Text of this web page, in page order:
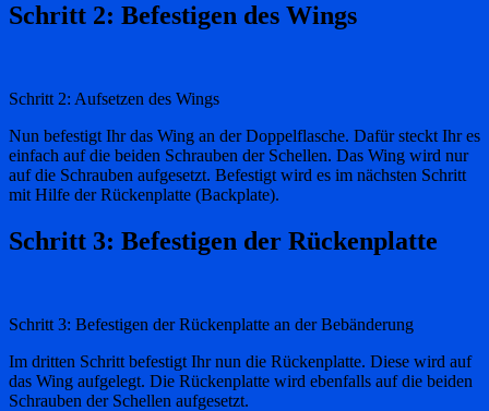
Schritt 2: Befestigen des Wings
Schritt 2: Aufsetzen des Wings
Nun befestigt Ihr das Wing an der Doppelflasche. Dafür steckt Ihr es
einfach auf die beiden Schrauben der Schellen. Das Wing wird nur
auf die Schrauben aufgesetzt. Befestigt wird es im nächsten Schritt
mit Hilfe der Rückenplatte (Backplate).
Schritt 3: Befestigen der Rückenplatte
Schritt 3: Befestigen der Rückenplatte an der Bebänderung
Im dritten Schritt befestigt Ihr nun die Rückenplatte. Diese wird auf
das Wing aufgelegt. Die Rückenplatte wird ebenfalls auf die beiden
Schrauben der Schellen aufgesetzt.